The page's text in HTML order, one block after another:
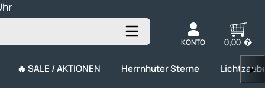
KONTO 0,00 �
🔥 SALE / AKTIONEN Herrnhuter Sterne ▶